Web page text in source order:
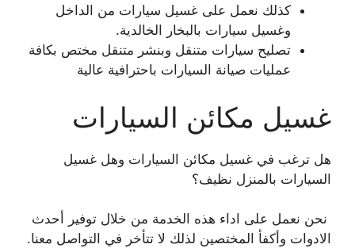
كذلك نعمل على غسيل سيارات من الداخل
وغسيل سيارات بالبخار الخالدية.
تصليح سيارات متنقل وبنشر متنقل مختص بكافة
عمليات صيانة السيارات باحترافية عالية
غسيل مكائن السيارات
هل ترغب في غسيل مكائن السيارات وهل غسيل
السيارات بالمنزل نظيف؟
نحن نعمل على اداء هذه الخدمة من خلال توفير أحدث
الادوات وأكفأ المختصين لذلك لا تتأخر في التواصل معنا.